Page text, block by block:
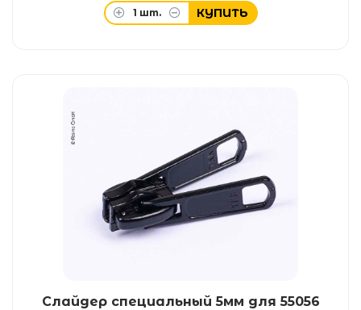
1 шт. КУПИТЬ
Слайдер специальный 5мм для 55056